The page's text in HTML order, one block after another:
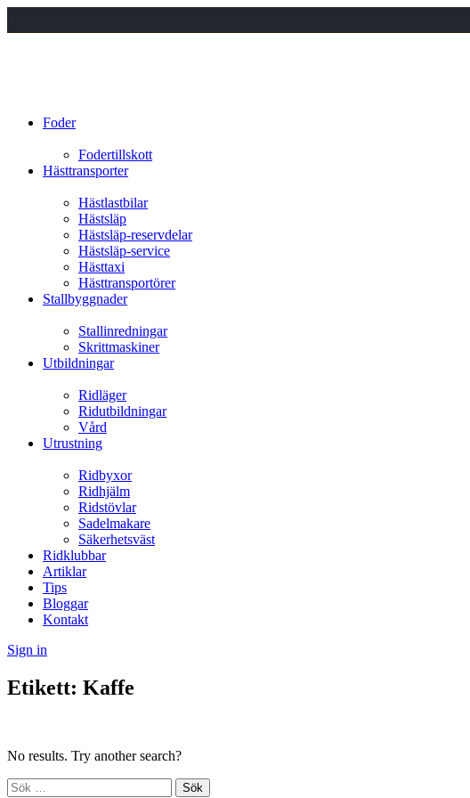
Foder
Fodertillskott
Hästtransporter
Hästlastbilar
Hästsläp
Hästsläp-reservdelar
Hästsläp-service
Hästtaxi
Hästtransportörer
Stallbyggnader
Stallinredningar
Skrittmaskiner
Utbildningar
Ridläger
Ridutbildningar
Vård
Utrustning
Ridbyxor
Ridhjälm
Ridstövlar
Sadelmakare
Säkerhetsväst
Ridklubbar
Artiklar
Tips
Bloggar
Kontakt
Sign in
Etikett: Kaffe
No results. Try another search?
Sök